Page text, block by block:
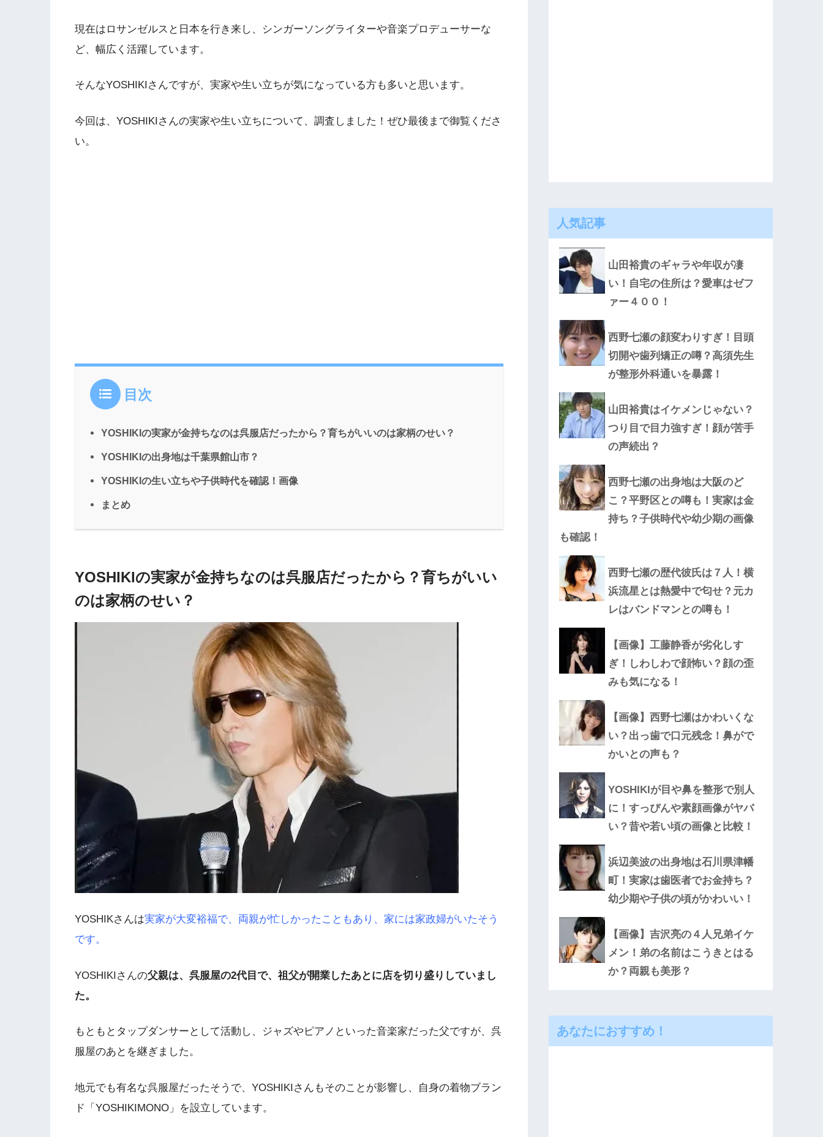
現在はロサンゼルスと日本を行き来し、シンガーソングライターや音楽プロデューサーな
ど、幅広く活躍しています。
そんなYOSHIKIさんですが、実家や生い立ちが気になっている方も多いと思います。
今回は、YOSHIKIさんの実家や生い立ちについて、調査しました！ぜひ最後まで御覧くださ
い。
目次
YOSHIKIの実家が金持ちなのは呉服店だったから？育ちがいいのは家柄のせい？
YOSHIKIの出身地は千葉県館山市？
YOSHIKIの生い立ちや子供時代を確認！画像
まとめ
YOSHIKIの実家が金持ちなのは呉服店だったから？育ちがいい
のは家柄のせい？
YOSHIKさんは実家が大変裕福で、両親が忙しかったこともあり、家には家政婦がいたそう
です。
YOSHIKIさんの父親は、呉服屋の2代目で、祖父が開業したあとに店を切り盛りしていまし
た。
もともとタップダンサーとして活動し、ジャズやピアノといった音楽家だった父ですが、呉
服屋のあとを継ぎました。
地元でも有名な呉服屋だったそうで、YOSHIKIさんもそのことが影響し、自身の着物ブラン
ド「YOSHIKIMONO」を設立しています。
人気記事
山田裕貴のギャラや年収が凄
い！自宅の住所は？愛車はゼフ
ァー４００！
西野七瀬の顔変わりすぎ！目頭
切開や歯列矯正の噂？高須先生
が整形外科通いを暴露！
山田裕貴はイケメンじゃない？
つり目で目力強すぎ！顔が苦手
の声続出？
西野七瀬の出身地は大阪のど
こ？平野区との噂も！実家は金
持ち？子供時代や幼少期の画像
も確認！
西野七瀬の歴代彼氏は７人！横
浜流星とは熱愛中で匂せ？元カ
レはバンドマンとの噂も！
【画像】工藤静香が劣化しす
ぎ！しわしわで顔怖い？顔の歪
みも気になる！
【画像】西野七瀬はかわいくな
い？出っ歯で口元残念！鼻がで
かいとの声も？
YOSHIKIが目や鼻を整形で別人
に！すっぴんや素顔画像がヤバ
い？昔や若い頃の画像と比較！
浜辺美波の出身地は石川県津幡
町！実家は歯医者でお金持ち？
幼少期や子供の頃がかわいい！
【画像】吉沢亮の４人兄弟イケ
メン！弟の名前はこうきとはる
か？両親も美形？
あなたにおすすめ！